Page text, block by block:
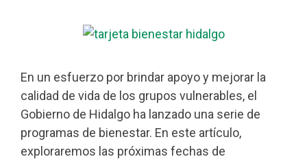
En un esfuerzo por brindar apoyo y mejorar la
calidad de vida de los grupos vulnerables, el
Gobierno de Hidalgo ha lanzado una serie de
programas de bienestar. En este artículo,
exploraremos las próximas fechas de